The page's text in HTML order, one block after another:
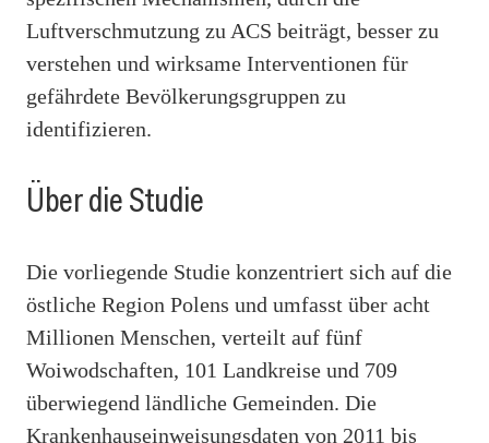
Luftverschmutzung zu ACS beiträgt, besser zu
verstehen und wirksame Interventionen für
gefährdete Bevölkerungsgruppen zu
identifizieren.
Über die Studie
Die vorliegende Studie konzentriert sich auf die
östliche Region Polens und umfasst über acht
Millionen Menschen, verteilt auf fünf
Woiwodschaften, 101 Landkreise und 709
überwiegend ländliche Gemeinden. Die
Krankenhauseinweisungsdaten von 2011 bis